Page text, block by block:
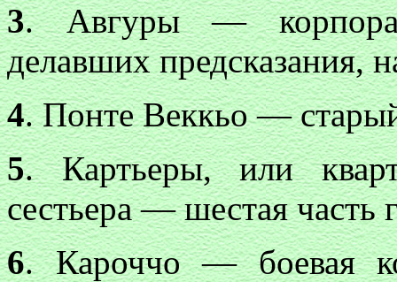
3. Авгуры —
делавших предсказания,
4. Понте Веккьо —
5. Картьеры, или
сестьера — шестая часть
6. Кароччо — боевая